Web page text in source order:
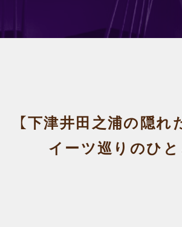
【下津井田之浦の隠れ
イーツ巡りのひと